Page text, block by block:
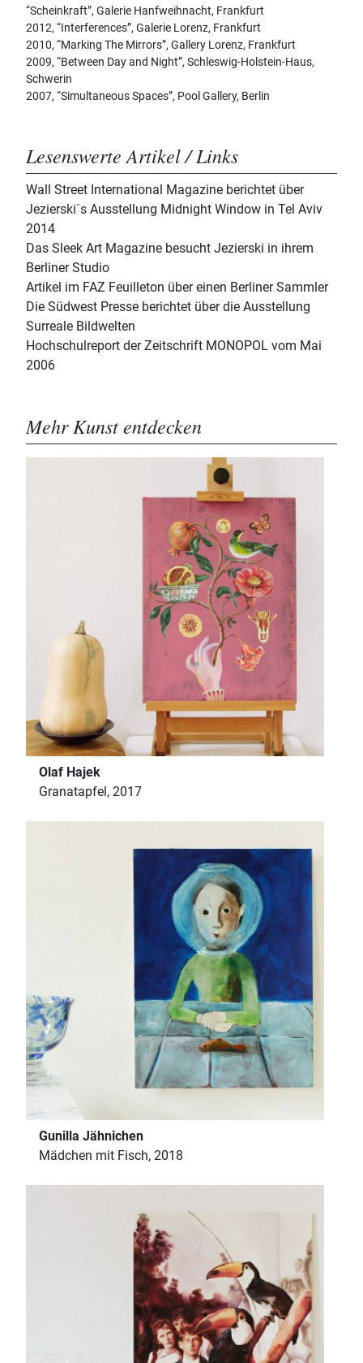
“Scheinkraft”, Galerie Hanfweihnacht, Frankfurt
2012, “Interferences”, Galerie Lorenz, Frankfurt
2010, “Marking The Mirrors”, Gallery Lorenz, Frankfurt
2009, “Between Day and Night”, Schleswig-Holstein-Haus,
Schwerin
2007, “Simultaneous Spaces”, Pool Gallery, Berlin
Lesenswerte Artikel / Links
Wall Street International Magazine berichtet über
Jezierski´s Ausstellung Midnight Window in Tel Aviv
2014
Das Sleek Art Magazine besucht Jezierski in ihrem
Berliner Studio
Artikel im FAZ Feuilleton über einen Berliner Sammler
Die Südwest Presse berichtet über die Ausstellung
Surreale Bildwelten
Hochschulreport der Zeitschrift MONOPOL vom Mai
2006
Mehr Kunst entdecken
Olaf Hajek
Granatapfel, 2017
Gunilla Jähnichen
Mädchen mit Fisch, 2018